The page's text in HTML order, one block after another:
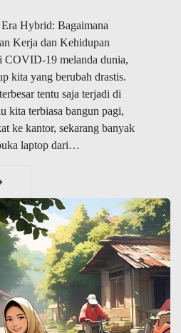
Hybrid: Bagaimana
Kerja dan Kehidupan
COVID-19 melanda dunia,
kita yang berubah drastis.
tentu saja terjadi di
kita terbiasa bangun pagi,
ke kantor, sekarang banyak
laptop dari…